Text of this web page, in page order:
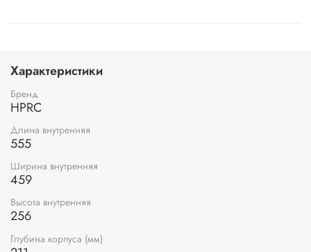
Характеристики
Бренд
HPRC
Длина внутренняя
555
Ширина внутренняя
459
Высота внутренняя
256
Глубина корпуса (мм)